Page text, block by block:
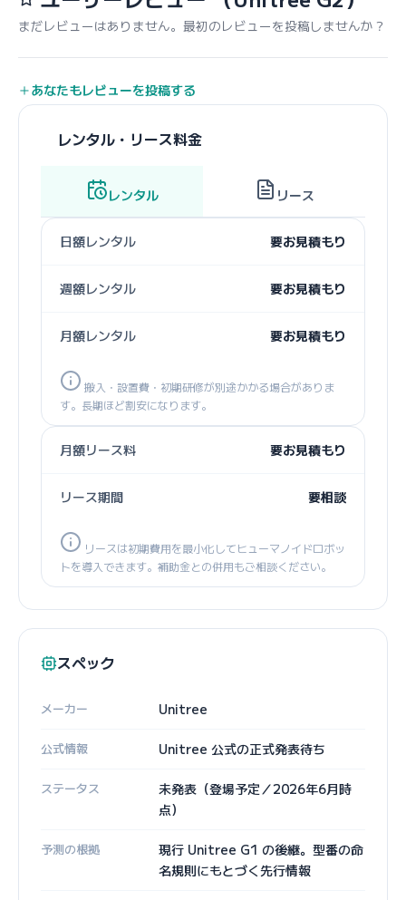
まだレビューはありません。最初のレビューを投稿しませんか？
あなたもレビューを投稿する
レンタル・リース料金
レンタル リース
日額レンタル 要お見積もり
週額レンタル 要お見積もり
月額レンタル 要お見積もり
搬入・設置費・初期研修が別途かかる場合がありま
す。長期ほど割安になります。
月額リース料 要お見積もり
リース期間 要相談
リースは初期費用を最小化してヒューマノイドロボッ
トを導入できます。補助金との併用もご相談ください。
スペック
メーカー Unitree
公式情報 Unitree 公式の正式発表待ち
ステータス
未発表（登場予定／2026年6月時
点）
予測の根拠
現行 Unitree G1 の後継。型番の命
名規則にもとづく先行情報